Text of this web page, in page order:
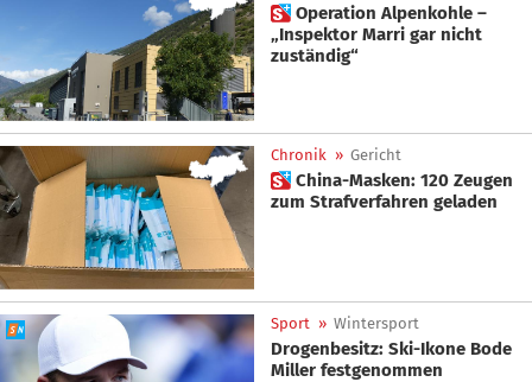
 Operation Alpenkohle –
„Inspektor Marri gar nicht
zuständig“
Chronik » Gericht
 China-Masken: 120 Zeugen
zum Strafverfahren geladen
Sport » Wintersport
Drogenbesitz: Ski-Ikone Bode
Miller festgenommen